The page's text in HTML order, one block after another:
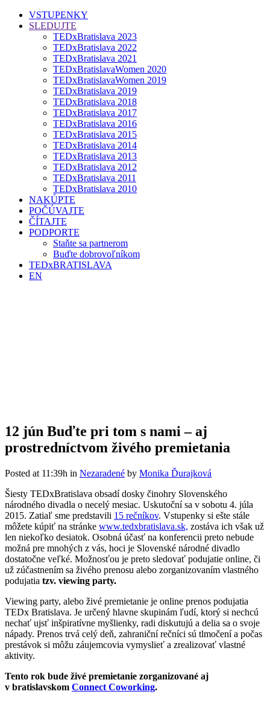
VSTUPENKY
SLEDUJTE
TEDxBratislava 2023
TEDxBratislava 2022
TEDxBratislava 2021
TEDxBratislavaWomen 2020
TEDxBratislavaWomen 2019
TEDxBratislava 2019
TEDxBratislava 2018
TEDxBratislava 2017
TEDxBratislava 2016
TEDxBratislava 2015
TEDxBratislava 2014
TEDxBratislava 2013
TEDxBratislava 2012
TEDxBratislava 2011
TEDxBratislava 2010
NAKÚPTE
POČÚVAJTE
ČÍTAJTE
PODPORTE
Staňte sa partnerom
Buďte dobrovoľníkom
TEDxBRATISLAVA
EN
12 jún Buďte pri tom s nami – aj
prostredníctvom živého premietania
Posted at 11:39h in Nezaradené by Monika Ďurajková
Šiesty TEDxBratislava obsadí dosky činohry Slovenského
národného divadla o necelý mesiac. Uskutoční sa v sobotu 4. júla
2015. Zatiaľ sme predstavili 15 rečníkov. Vstupenky si ešte stále
môžete kúpiť na stránke www.tedxbratislava.sk, zostáva ich však už
len niekoľko desiatok. Osobná účasť na konferencii preto nebude
možná pre mnohých z vás, hoci je Slovenské národné divadlo
dostatočne veľké. Možnosťou je preto sledovať podujatie online, či
už zúčastnením sa živého prenosu alebo zorganizovaním vlastného
podujatia tzv. viewing party.
Viewing party, alebo živé premietanie je online prenos podujatia
TEDx Bratislava. Je určený hlavne skupinám ľudí, ktorý si nechcú
nechať ujsť inšpiratívne myšlienky, radi diskutujú a delia sa o svoje
nápady. Prenos trvá celý deň, zahraniční rečníci sú tlmočení a počas
prestávok si môžu záujemcovia vymyslieť a zrealizovať vlastné
aktivity.
Tento rok bude živé premietanie zorganizované aj
v bratislavskom Connect Coworking.